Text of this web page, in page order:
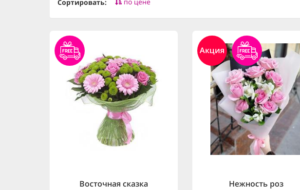
Сортировать:
Восточная сказка
Акция
Нежность роз